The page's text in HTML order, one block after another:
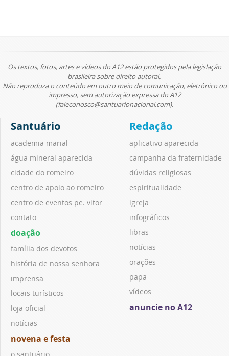
Os textos, fotos, artes e vídeos do A12 estão protegidos pela legislação
brasileira sobre direito autoral.
Não reproduza o conteúdo em outro meio de comunicação, eletrônico ou
impresso, sem autorização expressa do A12
(faleconosco@santuarionacional.com).
Santuário
academia marial
água mineral aparecida
cidade do romeiro
centro de apoio ao romeiro
centro de eventos pe. vitor
contato
doação
família dos devotos
história de nossa senhora
imprensa
locais turísticos
loja oficial
notícias
novena e festa
Redação
aplicativo aparecida
campanha da fraternidade
dúvidas religiosas
espiritualidade
igreja
infográficos
libras
notícias
orações
papa
vídeos
anuncie no A12